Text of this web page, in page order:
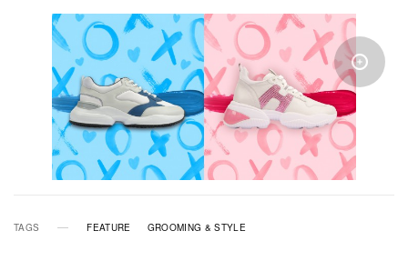
TAGS FEATURE GROOMING & STYLE